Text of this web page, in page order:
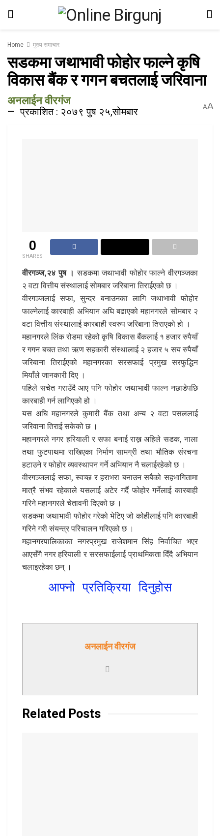
Home मुख्य समाचार
सडकमा जथाभावी फोहोर फाल्ने कृषि
विकास बैंक र गगन बचतलाई जरिवाना
अनलाईन वीरगंज
प्रकाशित : २०७९ पुष २५,सोमबार AA
0
SHARES
वीरगञ्ज,२४ पुष । सडकमा जथाभावी फोहोर फाल्ने वीरगञ्जका
२ वटा वित्तीय संस्थालाई सोमबार जरिबाना तिराईएको छ ।
वीरगञ्जलाई सफा, सुन्दर बनाउनका लागि जथाभावी फोहोर
फाल्नेलाई कारबाही अभियान अघि बढाएको महानगरले सोमबार २
वटा वित्तीय संस्थालाई कारबाही स्वरुप जरिबाना तिराएको हो ।
महानगरले लिंक रोडमा रहेको कृषि विकास बैंकलाई १ हजार रुपैयाँ
र गगन बचत तथा ऋण सहकारी संस्थालाई २ हजार ५ सय रुपैयाँ
जरिबाना तिराईएको महानगरका सरसफाई प्रमुख सरफुद्धिन
मियाँले जानकारी दिए ।
पहिले सचेत गराउँदै आए पनि फोहोर जथाभावी फाल्न नछाडेपछि
कारबाही गर्न लागिएको हो ।
यस अघि महानगरले कुमारी बैंक तथा अन्य २ वटा पसललाई
जरिवाना तिराई सकेको छ ।
महानगरले नगर हरियाली र सफा बनाई राख्न अहिले सडक, नाला
तथा फुटपाथमा राखिएका निर्माण सामग्री तथा भौतिक संरचना
हटाउने र फोहोर व्यवस्थापन गर्ने अभियान नै चलाईरहेको छ ।
वीरगञ्जलाई सफा, स्वच्छ र हराभरा बनाउन सबैको सहभागितामा
मात्रै संभव रहेकाले यसलाई अटेर गर्दै फोहोर गर्नेलाई कारबाही
गरिने महानगरले चेतावनी दिएको छ ।
सडकमा जथाभावी फोहोर गरेको भेटिए जो कोहीलाई पनि कारबाही
गरिने गरी संयन्त्र परिचालन गरिएको छ ।
महानगरपालिकाका नगरप्रमुख राजेशमान सिंह निर्वाचित भएर
आएसँगै नगर हरियाली र सरसफाईलाई प्राथमिकता दिँदै अभियान
चलाइरहेका छन् ।
आफ्नो प्रतिक्रिया दिनुहोस
अनलाईन वीरगंज
Related Posts